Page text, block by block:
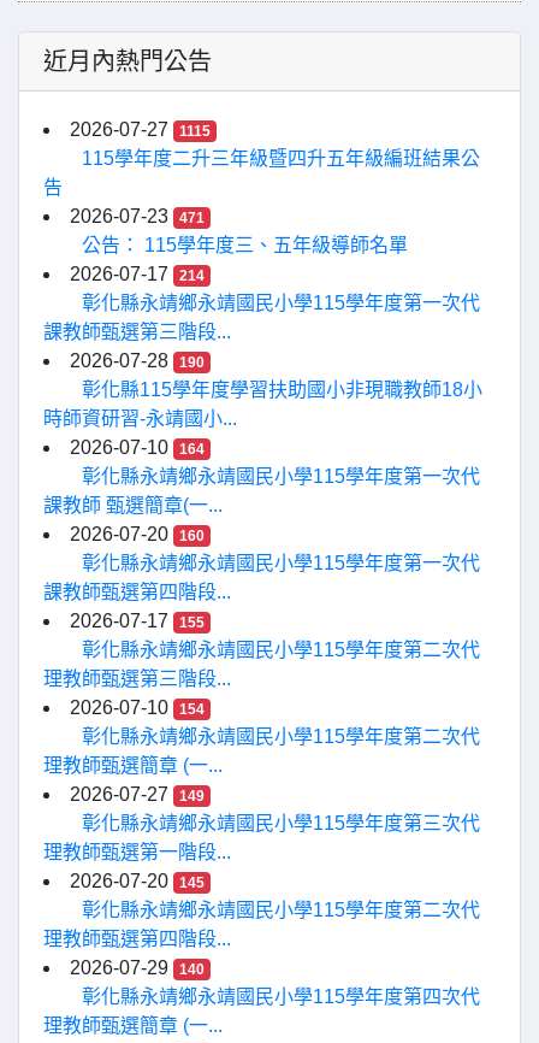
近月內熱門公告
2026-07-27 1115
115學年度二升三年級暨四升五年級編班結果公
告
2026-07-23
471
公告： 115學年度三、五年級導師名單
2026-07-17
214
彰化縣永靖鄉永靖國民小學115學年度第一次代
課教師甄選第三階段...
2026-07-28
190
彰化縣115學年度學習扶助國小非現職教師18小
時師資研習-永靖國小...
2026-07-10
164
彰化縣永靖鄉永靖國民小學115學年度第一次代
課教師 甄選簡章(一...
2026-07-20
160
彰化縣永靖鄉永靖國民小學115學年度第一次代
課教師甄選第四階段...
2026-07-17
155
彰化縣永靖鄉永靖國民小學115學年度第二次代
理教師甄選第三階段...
2026-07-10
154
彰化縣永靖鄉永靖國民小學115學年度第二次代
理教師甄選簡章 (一...
2026-07-27
149
彰化縣永靖鄉永靖國民小學115學年度第三次代
理教師甄選第一階段...
2026-07-20
145
彰化縣永靖鄉永靖國民小學115學年度第二次代
理教師甄選第四階段...
2026-07-29
140
彰化縣永靖鄉永靖國民小學115學年度第四次代
理教師甄選簡章 (一...